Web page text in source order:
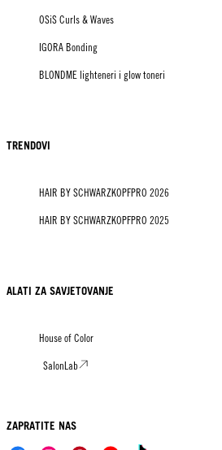
OSiS Curls & Waves
IGORA Bonding
BLONDME lighteneri i glow toneri
TRENDOVI
HAIR BY SCHWARZKOPFPRO 2026
HAIR BY SCHWARZKOPFPRO 2025
ALATI ZA SAVJETOVANJE
House of Color
SalonLab
ZAPRATITE NAS